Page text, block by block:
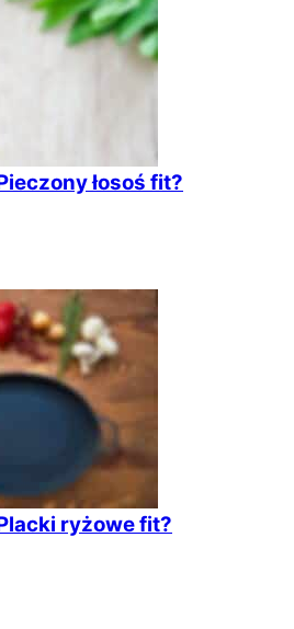
łosoś fit?
ryżowe fit?